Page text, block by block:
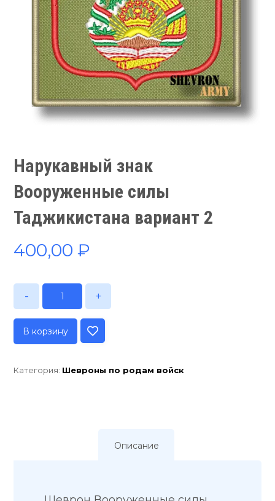
Нарукавный знак
Вооруженные силы
Таджикистана вариант 2
400,00₽
- +
В корзину
Категория: Шевроны по родам войск
Описание